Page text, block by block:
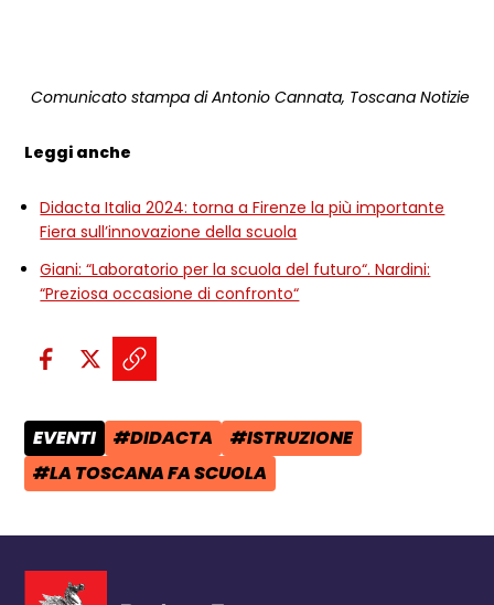
Comunicato stampa di Antonio Cannata, Toscana Notizie
Leggi anche
Didacta Italia 2024: torna a Firenze la più importante
Fiera sull’innovazione della scuola
Giani: “Laboratorio per la scuola del futuro“. Nardini:
“Preziosa occasione di confronto“
Condividi sui social:
Condividi su Facebook - apre
Condividi su X - apre una
Copia il link e condividi -
CATEGORIA POST:
EVENTI TAG:
#DIDACTA TAG:
#ISTRUZIONE
TAG:
#LA TOSCANA FA SCUOLA